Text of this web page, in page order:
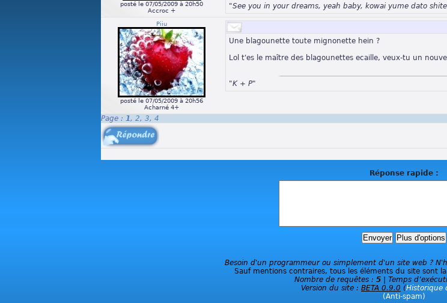
posté le 07/05/2009 à 20h50
Accroc +
"See you in your dreams, yeah baby, kowai yume dato
Piiu
posté le 07/05/2009 à 20h56
Acharné 4+
Une blagounette toute mignonette hein ?
Lol t'es le maître des blagounettes ecaille, veux-tu un
"K + P"
Page : 1, 2, 3, 4
Réponse rapide :
Besoin d'un programmeur ou simplement d'un site web ?
Sauf mentions contraires, tous les éléments du site sont la
Nombre de requêtes : 5| Temps
Version du site : BETA 0.9.0 (Historique
(Anti-spam)